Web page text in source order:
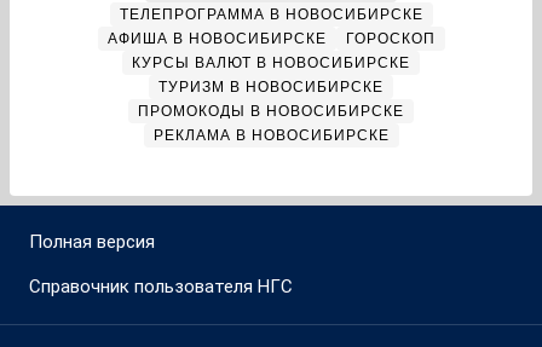
ТЕЛЕПРОГРАММА В НОВОСИБИРСКЕ
АФИША В НОВОСИБИРСКЕ
ГОРОСКОП
КУРСЫ ВАЛЮТ В НОВОСИБИРСКЕ
ТУРИЗМ В НОВОСИБИРСКЕ
ПРОМОКОДЫ В НОВОСИБИРСКЕ
РЕКЛАМА В НОВОСИБИРСКЕ
Полная версия
Справочник пользователя НГС